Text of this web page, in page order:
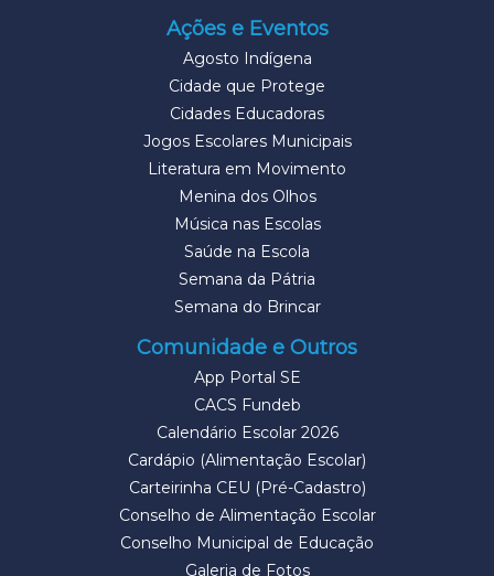
Ações e Eventos
Agosto Indígena
Cidade que Protege
Cidades Educadoras
Jogos Escolares Municipais
Literatura em Movimento
Menina dos Olhos
Música nas Escolas
Saúde na Escola
Semana da Pátria
Semana do Brincar
Comunidade e Outros
App Portal SE
CACS Fundeb
Calendário Escolar 2026
Cardápio (Alimentação Escolar)
Carteirinha CEU (Pré-Cadastro)
Conselho de Alimentação Escolar
Conselho Municipal de Educação
Galeria de Fotos